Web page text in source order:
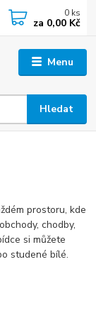
Menu
Hledat
0 ks
za 0,00 Kč
prostoru, kde
chodby,
si můžete
studené bílé.